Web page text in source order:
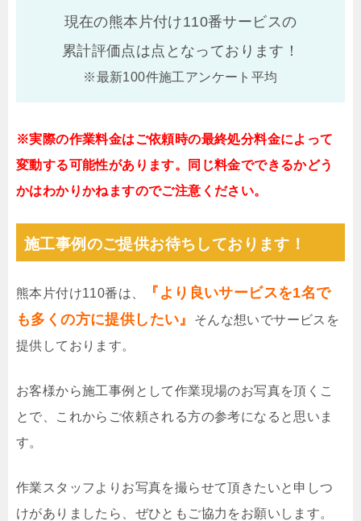
現在の熊本片付け110番サービスの
累計評価点は点となっております！
※最新100件施工アンケート平均
※実際の作業料金はご依頼時の最終処分料金によって
変動する可能性があります。同じ料金でできるかどう
かはわかりかねますのでご注意ください。
施工事例のご提供お待ちしております！
熊本片付け110番は、
『より良いサービスを1名で
も多くの方に提供したい』
そんな想いでサービスを
提供しております。
お客様から施工事例として作業現場のお写真を頂くこ
とで、これからご依頼される方の参考になると思いま
す。
作業スタッフよりお写真を撮らせて頂きたいと申しつ
けがありましたら、ぜひともご協力をお願いします。